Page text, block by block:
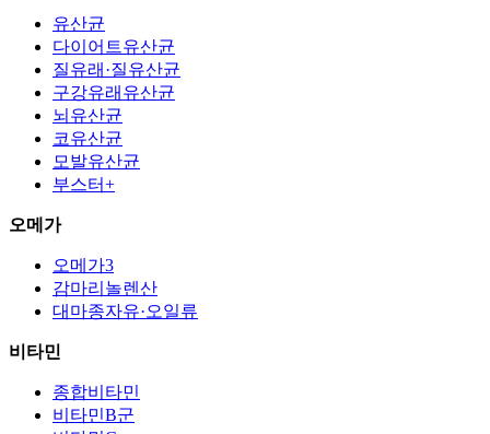
유산균
다이어트유산균
질유래·질유산균
구강유래유산균
뇌유산균
코유산균
모발유산균
부스터+
오메가
오메가3
감마리놀렌산
대마종자유·오일류
비타민
종합비타민
비타민B군